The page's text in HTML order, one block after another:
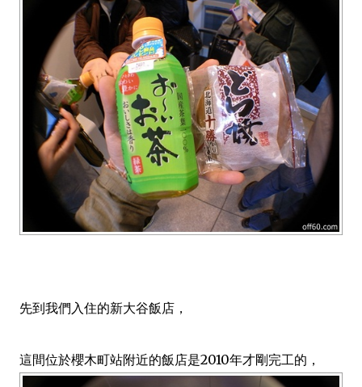
先到我們入住的新大谷飯店，
這間位於櫻木町站附近的飯店是2010年才剛完工的，